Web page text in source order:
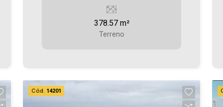
atuando com excelência tanto na
locação quanto na venda. Aproveite
essa oportunidade, agende uma visita!
direito de corrigir qualquer erro de
digitação e/ou ortografia, bem como
378.57 m²
Terreno
Cód. 14201